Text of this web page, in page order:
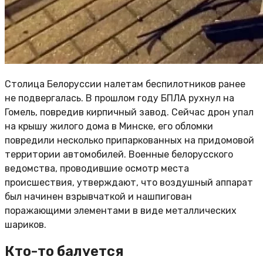
Столица Белоруссии налетам беспилотников ранее
не подвергалась. В прошлом году БПЛА рухнул на
Гомель, повредив кирпичный завод. Сейчас дрон упал
на крышу жилого дома в Минске, его обломки
повредили несколько припаркованных на придомовой
территории автомобилей. Военные белорусского
ведомства, проводившие осмотр места
происшествия, утверждают, что воздушный аппарат
был начинен взрывчаткой и нашпигован
поражающими элементами в виде металлических
шариков.
Кто-то балуется